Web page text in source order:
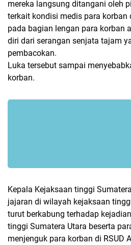
mereka langsung ditangani oleh
terkait kondisi medis para korban
pada bagian lengan para korban
diri dari serangan senjata tajam
pembacokan.
Luka tersebut sampai
korban.
Kepala Kejaksaan tinggi
jajaran di wilayah kejaksaan
turut berkabung terhadap
tinggi Sumatera Utara beserta
menjenguk para korban di RSUD